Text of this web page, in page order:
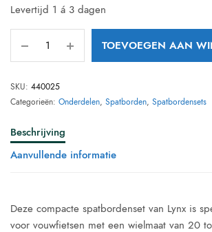
Levertijd 1 á 3 dagen
TOEVOEGEN AAN
SKU: 440025
Categorieën: Onderdelen, Spatborden, Spatbordensets
Beschrijving
Aanvullende informatie
Deze compacte spatbordenset van Lynx is
voor vouwfietsen met een wielmaat van 20